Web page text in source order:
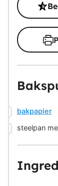
▢
bakpapier
▢
steelpan